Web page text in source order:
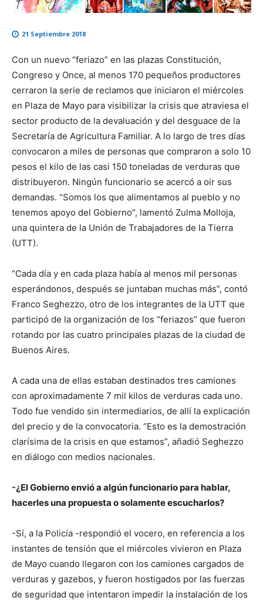
21 Septiembre 2018
Con un nuevo “feriazo” en las plazas Constitución,
Congreso y Once, al menos 170 pequeños productores
cerraron la serie de reclamos que iniciaron el miércoles
en Plaza de Mayo para visibilizar la crisis que atraviesa el
sector producto de la devaluación y del desguace de la
Secretaría de Agricultura Familiar. A lo largo de tres días
convocaron a miles de personas que compraron a solo 10
pesos el kilo de las casi 150 toneladas de verduras que
distribuyeron. Ningún funcionario se acercó a oír sus
demandas. “Somos los que alimentamos al pueblo y no
tenemos apoyo del Gobierno”, lamentó Zulma Molloja,
una quintera de la Unión de Trabajadores de la Tierra
(UTT).
“Cada día y en cada plaza había al menos mil personas
esperándonos, después se juntaban muchas más”, contó
Franco Seghezzo, otro de los integrantes de la UTT que
participó de la organización de los “feriazos” que fueron
rotando por las cuatro principales plazas de la ciudad de
Buenos Aires.
A cada una de ellas estaban destinados tres camiones
con aproximadamente 7 mil kilos de verduras cada uno.
Todo fue vendido sin intermediarios, de allí la explicación
del precio y de la convocatoria. “Esto es la demostración
clarísima de la crisis en que estamos”, añadió Seghezzo
en diálogo con medios nacionales.
-¿El Gobierno envió a algún funcionario para hablar,
hacerles una propuesta o solamente escucharlos?
-Sí, a la Policía -respondió el vocero, en referencia a los
instantes de tensión que el miércoles vivieron en Plaza
de Mayo cuando llegaron con los camiones cargados de
verduras y gazebos, y fueron hostigados por las fuerzas
de seguridad que intentaron impedir la instalación de los